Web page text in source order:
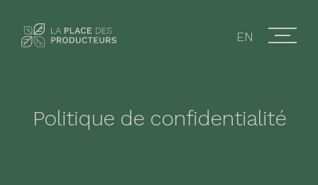
EN
Politique de confidentialité